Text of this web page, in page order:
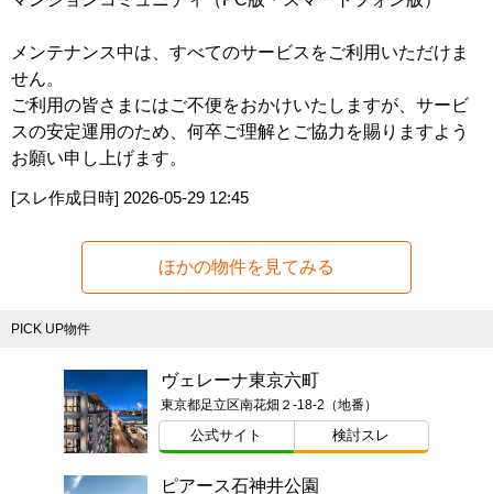
メンテナンス中は、すべてのサービスをご利用いただけま
せん。
ご利用の皆さまにはご不便をおかけいたしますが、サービ
スの安定運用のため、何卒ご理解とご協力を賜りますよう
お願い申し上げます。
[スレ作成日時] 2026-05-29 12:45
ほかの物件を見てみる
PICK UP物件
ヴェレーナ東京六町
東京都足立区南花畑２-18-2（地番）
公式サイト 検討スレ
ピアース石神井公園